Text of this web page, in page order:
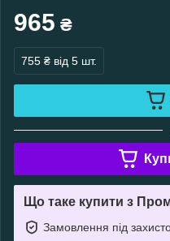
965 ₴
755 ₴ від 5 шт.
Що таке купити з
Замовлення під